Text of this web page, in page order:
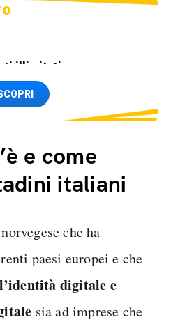
illimitati
e come
italiani
che ha
paesi europei e che
digitale e
sia ad imprese che